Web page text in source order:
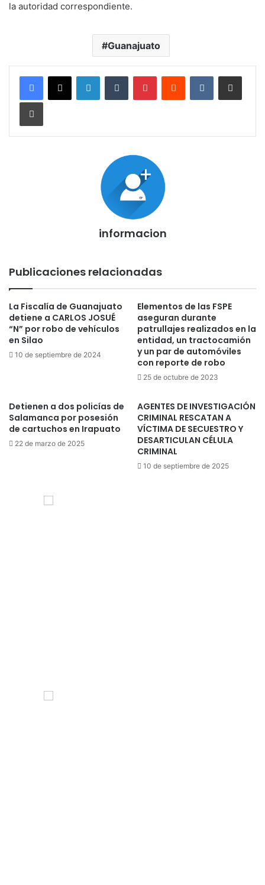
la autoridad correspondiente.
Guanajuato
LinkedInTumblr PinterestReddit VKontakteCompartir por
Imprimir
informacion
Publicaciones relacionadas
La Fiscalía de Guanajuato
detiene a CARLOS JOSUÉ
“N” por robo de vehículos
en Silao
10 de septiembre de 2024
Elementos de las FSPE
aseguran durante
patrullajes realizados en la
entidad, un tractocamión
y un par de automóviles
con reporte de robo
25 de octubre de 2023
Detienen a dos policías de
Salamanca por posesión
de cartuchos en Irapuato
22 de marzo de 2025
AGENTES DE INVESTIGACIÓN
CRIMINAL RESCATAN A
VÍCTIMA DE SECUESTRO Y
DESARTICULAN CÉLULA
CRIMINAL
10 de septiembre de 2025